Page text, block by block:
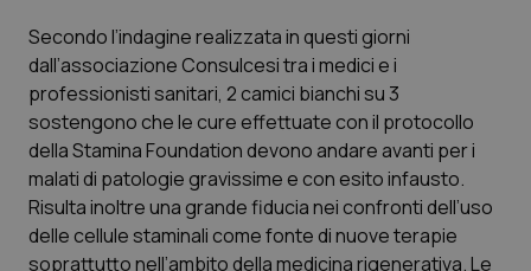
QS Pro
Professionisti Sanitari.AI
Abruzzo
Basilicata
QS Pro Gold
Artrite & artrosi
QS Club Newsletter
Secondo l’indagine realizzata in questi giorni
dall’associazione Consulcesitra i medici e i
professionisti sanitari, 2 camici bianchi su 3
sostengono che le cure effettuate con il protocollo
dellaStamina Foundationdevono andare avanti per i
malati di patologie gravissime e con esito infausto.
Risulta inoltre una grande fiducia nei confronti dell’uso
delle cellule staminali come fonte di nuove terapie
soprattutto nell’ambito della medicina rigenerativa. Le